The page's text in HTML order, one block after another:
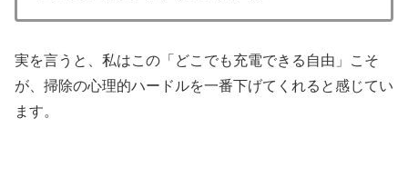
実を言うと、私はこの「どこでも充電できる自由」こそ
が、掃除の心理的ハードルを一番下げてくれると感じてい
ます。